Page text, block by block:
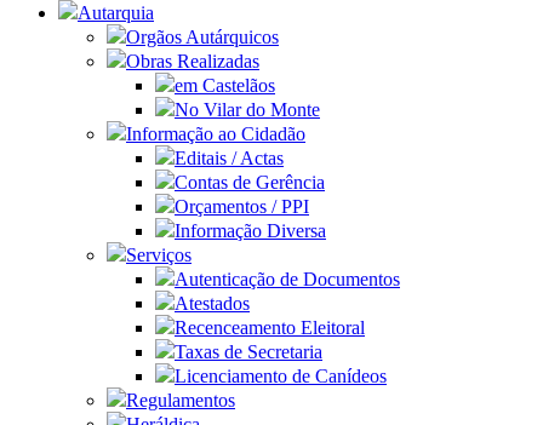
Autarquia
Orgãos Autárquicos
Obras Realizadas
em Castelãos
No Vilar do Monte
Informação ao Cidadão
Editais / Actas
Contas de Gerência
Orçamentos / PPI
Informação Diversa
Serviços
Autenticação de Documentos
Atestados
Recenceamento Eleitoral
Taxas de Secretaria
Licenciamento de Canídeos
Regulamentos